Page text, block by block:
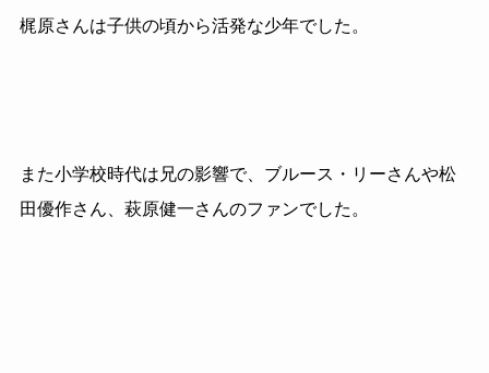
梶原さんは子供の頃から活発な少年でした。
また小学校時代は兄の影響で、ブルース・リーさんや松
田優作さん、萩原健一さんのファンでした。